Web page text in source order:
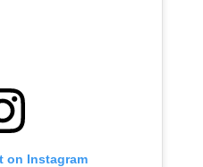
on Instagram